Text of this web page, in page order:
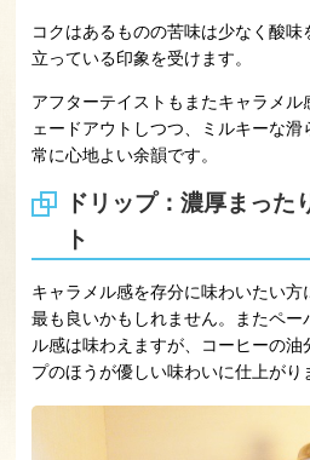
コクはあるものの苦味は少なく酸味
立っている印象を受けます。
アフターテイストもまたキャラメ
ェードアウトしつつ、ミルキーな
常に心地よい余韻です。
ドリップ：濃厚まった
ト
キャラメル感を存分に味わいたい
最も良いかもしれません。またペー
ル感は味わえますが、コーヒーの油
プのほうが優しい味わいに仕上がり